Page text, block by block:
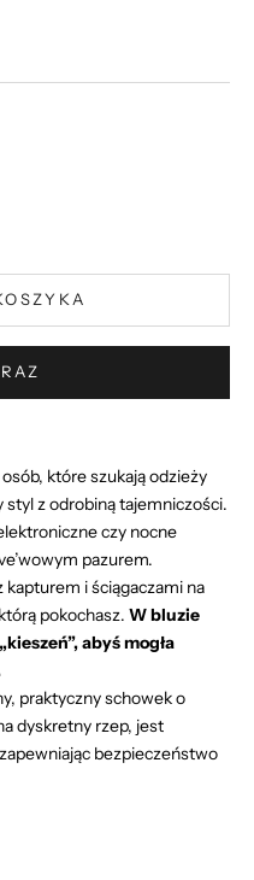
które szukają odzieży
styl z odrobiną tajemniczości.
czy nocne
pazurem.
kapturem i ściągaczami na
pokochasz. W bluzie
abyś mogła
praktyczny schowek o
dyskretny rzep, jest
bezpieczeństwo